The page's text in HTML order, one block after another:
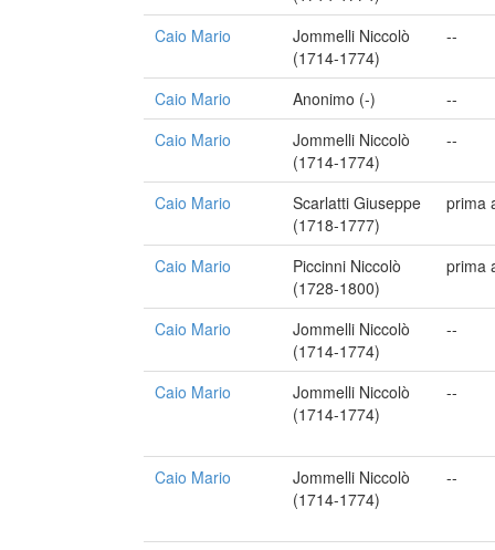
Caio Mario
Jommelli Niccolò
(1714-1774)
--
Caio Mario Anonimo (-)
--
Caio Mario
Jommelli Niccolò
(1714-1774)
--
Caio Mario
Scarlatti Giuseppe
(1718-1777)
prima
Caio Mario
Piccinni Niccolò
(1728-1800)
prima
Caio Mario
Jommelli Niccolò
(1714-1774)
--
Caio Mario
Jommelli Niccolò
(1714-1774)
--
Caio Mario
Jommelli Niccolò
(1714-1774)
--